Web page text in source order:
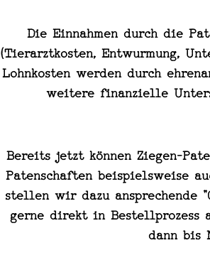
Die Einnahmen durch die
(Tierarztkosten, Entwurmung,
Lohnkosten werden durch
weitere finanzielle
Bereits jetzt können Ziegen-
Patenschaften beispielsweise
stellen wir dazu ansprechende
gerne direkt in Bestellprozess
dann bis